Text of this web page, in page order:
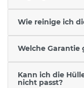
Wie reinige ich
Welche Garantie
Kann ich die
nicht passt?